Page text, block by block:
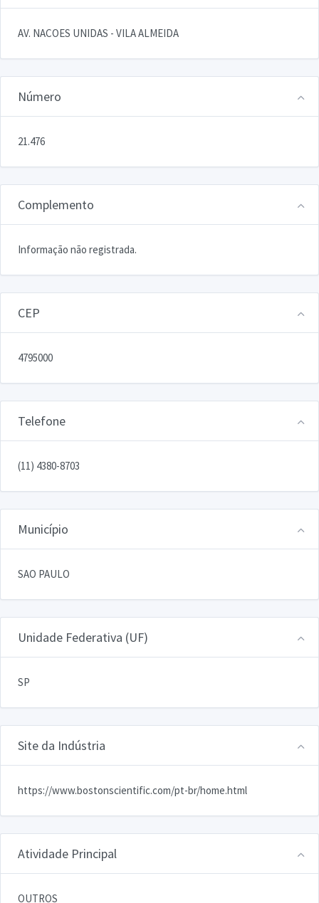
AV. NACOES UNIDAS - VILA ALMEIDA
Número
21.476
Complemento
Informação não registrada.
CEP
4795000
Telefone
(11) 4380-8703
Município
SAO PAULO
Unidade Federativa (UF)
SP
Site da Indústria
https://www.bostonscientific.com/pt-br/home.html
Atividade Principal
OUTROS